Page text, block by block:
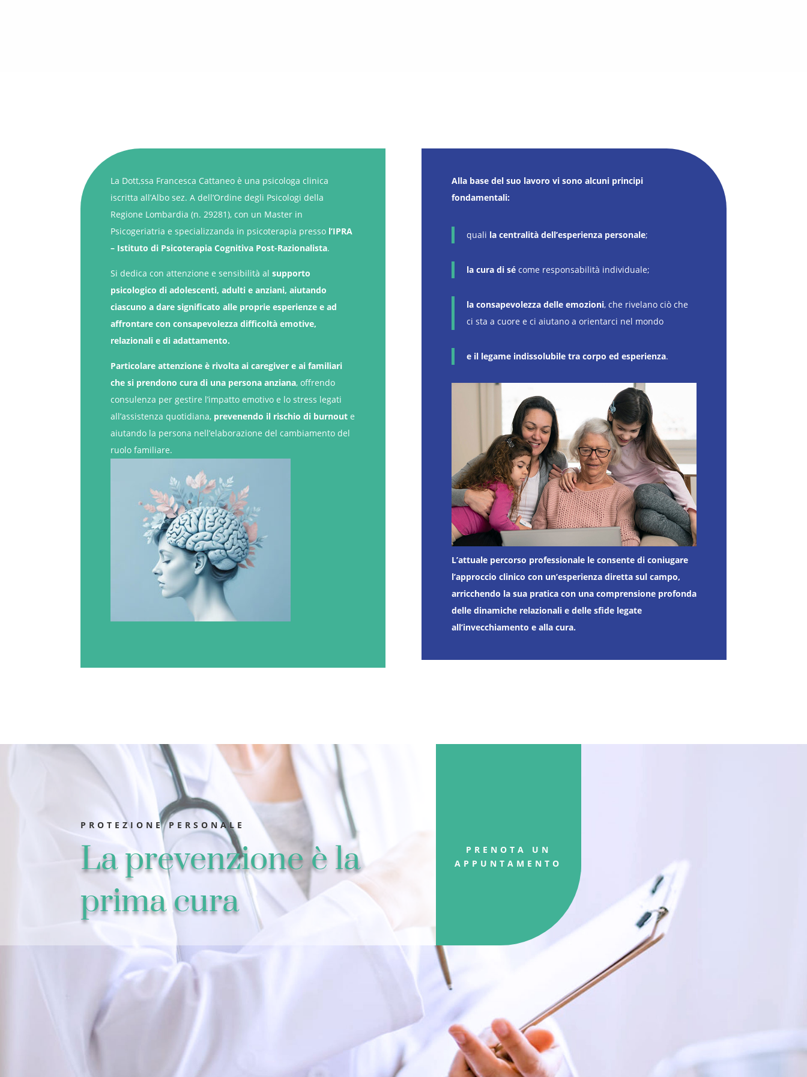
La Dott,ssa Francesca Cattaneo è una psicologa clinica
iscritta all’Albo sez. A dell’Ordine degli Psicologi della
Regione Lombardia (n. 29281), con un Master in
Psicogeriatria e specializzanda in psicoterapia presso l’IPRA
– Istituto di Psicoterapia Cognitiva Post-Razionalista.
Si dedica con attenzione e sensibilità alsupporto
psicologico di adolescenti, adulti e anziani, aiutando
ciascuno a dare significato alle proprie esperienze e ad
affrontare con consapevolezza difficoltà emotive,
relazionali e di adattamento.
Particolare attenzione è rivolta ai caregiver e ai familiari
che si prendono cura di una persona anziana, offrendo
consulenza per gestire l’impatto emotivo e lo stress legati
all’assistenza quotidiana, prevenendo il rischio di burnout e
aiutando la persona nell’elaborazione del cambiamento del
ruolo familiare.
Alla base del suo lavoro vi sono alcuni principi
fondamentali:
quali la centralità dell’esperienza personale;
la cura di sécome responsabilità individuale;
la consapevolezza delle emozioni, che rivelano ciò che
ci sta a cuore e ci aiutano a orientarci nel mondo
e il legame indissolubile tra corpo ed esperienza.
L’attuale percorso professionale le consente di coniugare
l’approccio clinico con un’esperienza diretta sul campo,
arricchendo la sua pratica con una comprensione profonda
delle dinamiche relazionali e delle sfide legate
all’invecchiamento e alla cura.
PROTEZIONE PERSONALE
La prevenzione è la
prima cura
PRENOTA UN
APPUNTAMENTO